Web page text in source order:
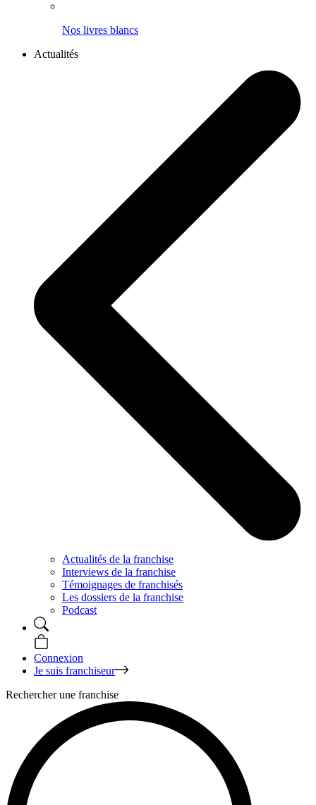
Nos livres blancs
Actualités
Actualités de la franchise
Interviews de la franchise
Témoignages de franchisés
Les dossiers de la franchise
Podcast
Connexion
Je suis franchiseur
Rechercher une franchise